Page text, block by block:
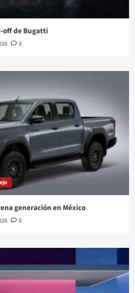
off de Bugatti
0
generación en México
0